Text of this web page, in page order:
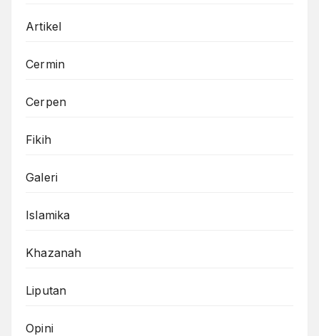
Artikel
Cermin
Cerpen
Fikih
Galeri
Islamika
Khazanah
Liputan
Opini